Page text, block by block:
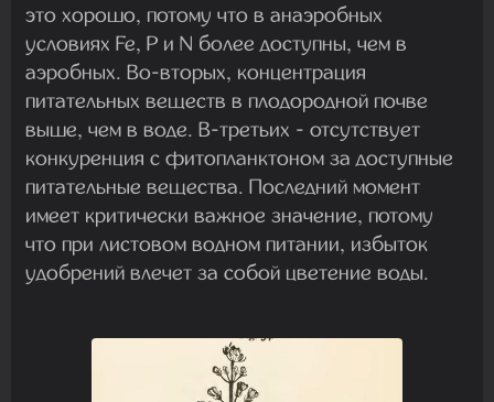
это хорошо, потому что в анаэробных
условиях Fe, P и N более доступны, чем в
аэробных. Во-вторых, концентрация
питательных веществ в плодородной почве
выше, чем в воде. В-третьих - отсутствует
конкуренция с фитопланктоном за доступные
питательные вещества. Последний момент
имеет критически важное значение, потому
что при листовом водном питании, избыток
удобрений влечет за собой цветение воды.